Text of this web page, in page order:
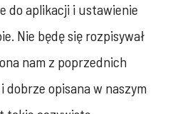
do aplikacji i ustawienie
Nie będę się rozpisywał
nam z poprzednich
opisana w naszym